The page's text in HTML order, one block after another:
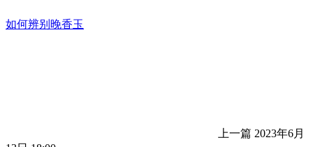
如何辨别晚香玉
上一篇 2023年6月